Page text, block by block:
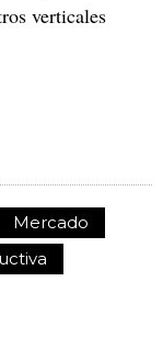
verticales
Mercado